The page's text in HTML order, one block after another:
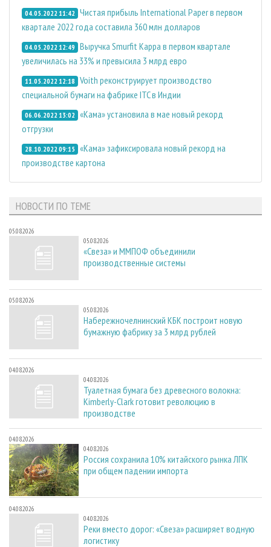
04.05.2022 11:42 Чистая прибыль International Paper в первом
квартале 2022 года составила 360 млн долларов
04.05.2022 12:49 Выручка Smurfit Kappa в первом квартале
увеличилась на 33% и превысила 3 млрд евро
11.05.2022 12:18 Voith реконструирует производство
специальной бумаги на фабрике ITC в Индии
06.06.2022 13:02 «Кама» установила в мае новый рекорд
отгрузки
28.10.2022 09:15 «Кама» зафиксировала новый рекорд на
производстве картона
НОВОСТИ ПО ТЕМЕ
05.08.2026
05.08.2026
«Свеза» и ММПОФ объединили
производственные системы
05.08.2026
05.08.2026
Набережночелнинский КБК построит новую
бумажную фабрику за 3 млрд рублей
04.08.2026
04.08.2026
Туалетная бумага без древесного волокна:
Kimberly-Clark готовит революцию в
производстве
04.08.2026
04.08.2026
Россия сохранила 10% китайского рынка ЛПК
при общем падении импорта
04.08.2026
04.08.2026
Реки вместо дорог: «Свеза» расширяет водную
логистику